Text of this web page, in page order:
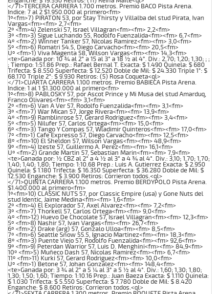
</71>TERCERA CARRERA 1.700 metros. Premio BACO Pista Arena.
Indice: 7 al 2 $1.950.000 al primero<fm>
1º<fm>7) PIRATON 53, por Stay Thirsty y Villalba del stud Pirata, Ivan
Vargas<fm><fm> 2,7<fm>
2º <fm>4) Zelenski 57, Israel Villagran<fm><fm> 2,2<fm>
3º <fm>3) Sigue Luchando 55, Rodolfo Fuenzalida<fm><fm> 6,7<fm>
4º <fm>2) Winner Tanker 57, Nicolas Ramirez<fm><fm> 3,0<fm>
5º <fm>6) Romatri 54.5, Diego Carvacho<fm><fm> 20,5<fm>
Uº <fm>1) Viva Magenta 58, Wilson Vargas<fm><fm> 14,3<fm>
<te>Ganada por: 10 ¾ al 2° a 15 al 3° a 18 ½ al 4°. Div.: 2,70; 1,20; 1,30; ; ;
; Tiempo: 1:51.86 Prep.: Rafael Bernal T. Exacta: $ 1.490 Quinela: $ 680
Trifecta: $ 8.550 Superfecta: $ 12.520 Doble de Mil: $ 24.330 Triple 1°: $
68.170 Triple 2°: $ 9.930 Retiros: (5) Rosa Coqueta<ql>
</71>CUARTA CARRERA 1.100 metros. Premio BABIECA Pista Arena.
Indice: 1 al 1 $1.300.000 al primero<fm>
1º<fm>8) PABLOSKY 57, por Ascot Prince y Mi Musa del stud Amarduq,
Franco Olivares<fm><fm> 3,1<fm>
2º <fm>6) Van A Ver 57, Rodolfo Fuenzalida<fm><fm> 3,1<fm>
3º <fm>7) War Mican 57, Jorge Rivera<fm><fm> 13,9<fm>
4º <fm>9) Ramblinrose 57, Gerard Rodriguez<fm><fm> 3,4<fm>
5º <fm>5) Nilufer 57, Carlos Ortega<fm><fm> 15,0<fm>
6º <fm>3) Tango Y Compas 57, Wladimir Quinteros<fm><fm> 17,0<fm>
7º <fm>1) Cafe Expresso 57, Diego Carvacho<fm><fm> 12,5<fm>
8º <fm>10) El Sheldon 57, Wilson Vargas<fm><fm> 48,9<fm>
9º <fm>4) Izeste 57, Guillermo A. Perez<fm><fm> 16,1<fm>
Uº <fm>2) Grande Martin 57, Sebastian Marin<fm><fm> 7,9<fm>
<te>Ganada por: ½ CBZ al 2° a 4 ½ al 3° a 4 ¾ al 4°. Div.: 3,10; 1,70; 1,70;
1,40; 1,40; 1,80; Tiempo: 1:10.68 Prep.: Luis A. Gutierrez Exacta: $ 2.950
Quinela: $ 1.180 Trifecta: $ 16.350 Superfecta: $ 36.280 Doble de Mil: $
12.530 Enganche: $ 3.900 Retiros: Corrieron todos.<ql>
</71>QUINTA CARRERA 1.100 metros. Premio BERDYPOLO Pista Arena.
$1.400.000 al primero<fm>
1º<fm>10) CLASSIC NUTS 57, por Classic Empire (usa) y Gone Nuts del
stud Identic, Jaime Medina<fm><fm> 1,6<fm>
2º <fm>4) El Explorador 57, Axel Alvarez<fm><fm> 7,2<fm>
3º <fm>7) Thorkell 57, Carlos Ortega<fm><fm> 9,0<fm>
4º <fm>12) Huevo De Chocolate 57, Israel Villagran<fm><fm> 12,3<fm>
5º <fm>8) Nashir 57, Ivan Vargas<fm><fm> 26,7<fm>
6º <fm>2) Drake (arg) 57, Gonzalo Ulloa<fm><fm> 8,5<fm>
7º <fm>6) Seattle Snow 55.5, Ignacio Martinez<fm><fm> 18,3<fm>
8º <fm>3) Puente Viejo 57, Rodolfo Fuenzalida<fm><fm> 92,6<fm>
9º <fm>9) Peterdan Warrior 57, Luis D. Menghini<fm><fm> 84,9<fm>
10º <fm>5) Muñeco Dash 57, Nicolas Ramirez<fm><fm> 6,7<fm>
11º <fm>11) Kurki 57, Gerard Rodriguez<fm><fm> 10,0<fm>
Uº <fm>1) Betone 57, Johan Gonzalez<fm><fm> 148,4<fm>
<te>Ganada por: 3 ¾ al 2° a 5 ¼ al 3° a 5 ½ al 4°. Div.: 1,60; 1,30; 1,80;
1,30; 1,50; 1,60; Tiempo: 1:10.16 Prep.: Juan Baeza Exacta: $ 1.110 Quinela:
$ 1.030 Trifecta: $ 5.550 Superfecta: $ 7.780 Doble de Mil: $ 8.420
Enganche: $ 8.600 Retiros: Corrieron todos.<ql>